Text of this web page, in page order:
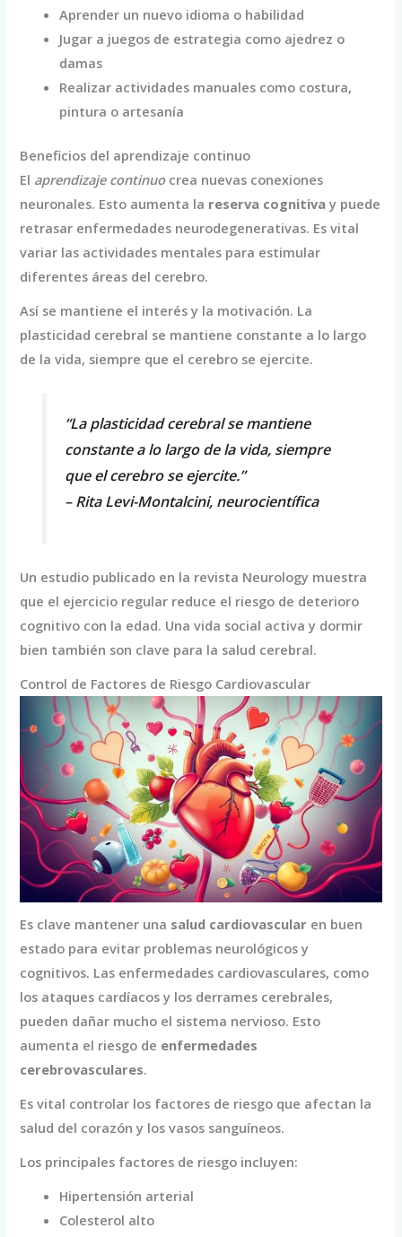
Aprender un nuevo idioma o habilidad
Jugar a juegos de estrategia como ajedrez o
damas
Realizar actividades manuales como costura,
pintura o artesanía
Beneficios del aprendizaje continuo
El aprendizaje continuocrea nuevas conexiones
neuronales. Esto aumenta la reserva cognitiva y puede
retrasar enfermedades neurodegenerativas. Es vital
variar las actividades mentales para estimular
diferentes áreas del cerebro.
Así se mantiene el interés y la motivación. La
plasticidad cerebral se mantiene constante a lo largo
de la vida, siempre que el cerebro se ejercite.
“La plasticidad cerebral se mantiene
constante a lo largo de la vida, siempre
que el cerebro se ejercite.”
– Rita Levi-Montalcini, neurocientífica
Un estudio publicado en la revista Neurology muestra
que el ejercicio regular reduce el riesgo de deterioro
cognitivo con la edad. Una vida social activa y dormir
bien también son clave para la salud cerebral.
Control de Factores de Riesgo Cardiovascular
Es clave mantener una salud cardiovascular en buen
estado para evitar problemas neurológicos y
cognitivos. Las enfermedades cardiovasculares, como
los ataques cardíacos y los derrames cerebrales,
pueden dañar mucho el sistema nervioso. Esto
aumenta el riesgo de enfermedades
cerebrovasculares.
Es vital controlar los factores de riesgo que afectan la
salud del corazón y los vasos sanguíneos.
Los principales factores de riesgo incluyen:
Hipertensión arterial
Colesterol alto